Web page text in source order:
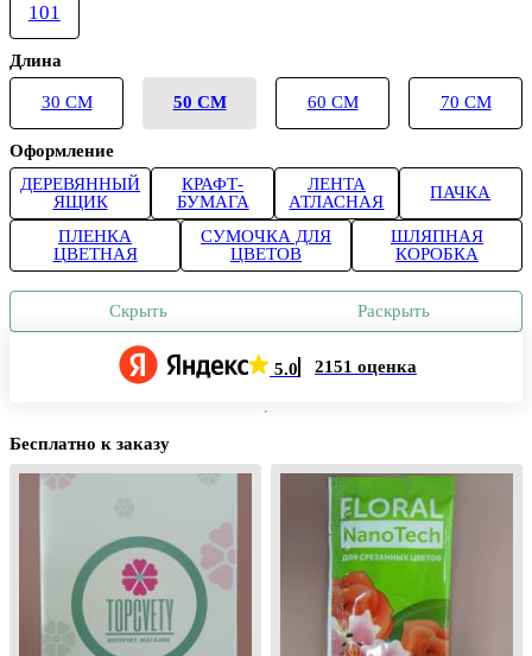
101
Длина
30 СМ 50 СМ 60 СМ 70 СМ
Оформление
ДЕРЕВЯННЫЙ
ЯЩИК
КРАФТ-
БУМАГА
ЛЕНТА
АТЛАСНАЯ
ПАЧКА
ПЛЕНКА
ЦВЕТНАЯ
СУМОЧКА ДЛЯ
ЦВЕТОВ
ШЛЯПНАЯ
КОРОБКА
Скрыть Раскрыть
5.0 2151 оценка
Бесплатно к заказу